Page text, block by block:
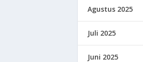
Agustus 2025
Juli 2025
Juni 2025